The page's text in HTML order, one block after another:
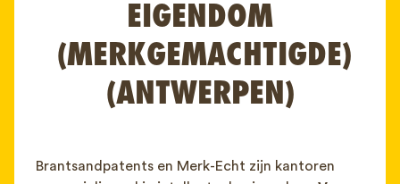
FAQ
EN
Client login
EIGENDOM
(MERKGEMACHTIGDE)
(ANTWERPEN)
Brantsandpatents en Merk-Echt zijn kantoren